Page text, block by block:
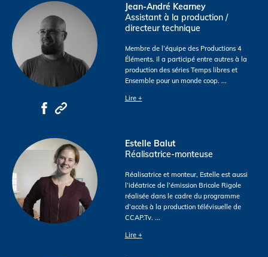
Jean-André Kearney
Assistant à la production /
directeur technique
Membre de l’équipe des Productions 4
Éléments. Il a participé entre autres à la
production des séries Temps libres et
Ensemble pour un monde coop. ...
Lire +
Estelle Balut
Réalisatrice-monteuse
Réalisatrice et monteur, Estelle est aussi
l’idéatrice de l’émission Bricole Rigole
réalisée dans le cadre du programme
d’accès à la production télévisuelle de
CCAP.Tv. ...
Lire +